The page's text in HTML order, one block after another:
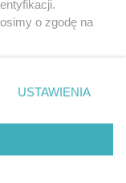
Muzyka i kultura
wydarzeń
Zdjęcia miasta
o zgodę na
. Niektóre
tylko
USTAWIENIA